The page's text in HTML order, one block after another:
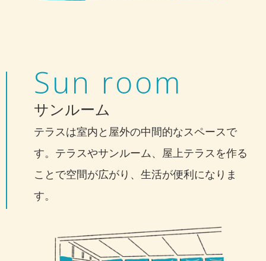
Sun room
サンルーム
テラスは室内と屋外の中間的なスペースで
す。テラスやサンルーム、屋上テラスを作る
ことで空間が広がり、生活が便利になりま
す。